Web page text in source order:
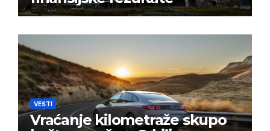
VESTI
Vraćanje kilometraže skupo